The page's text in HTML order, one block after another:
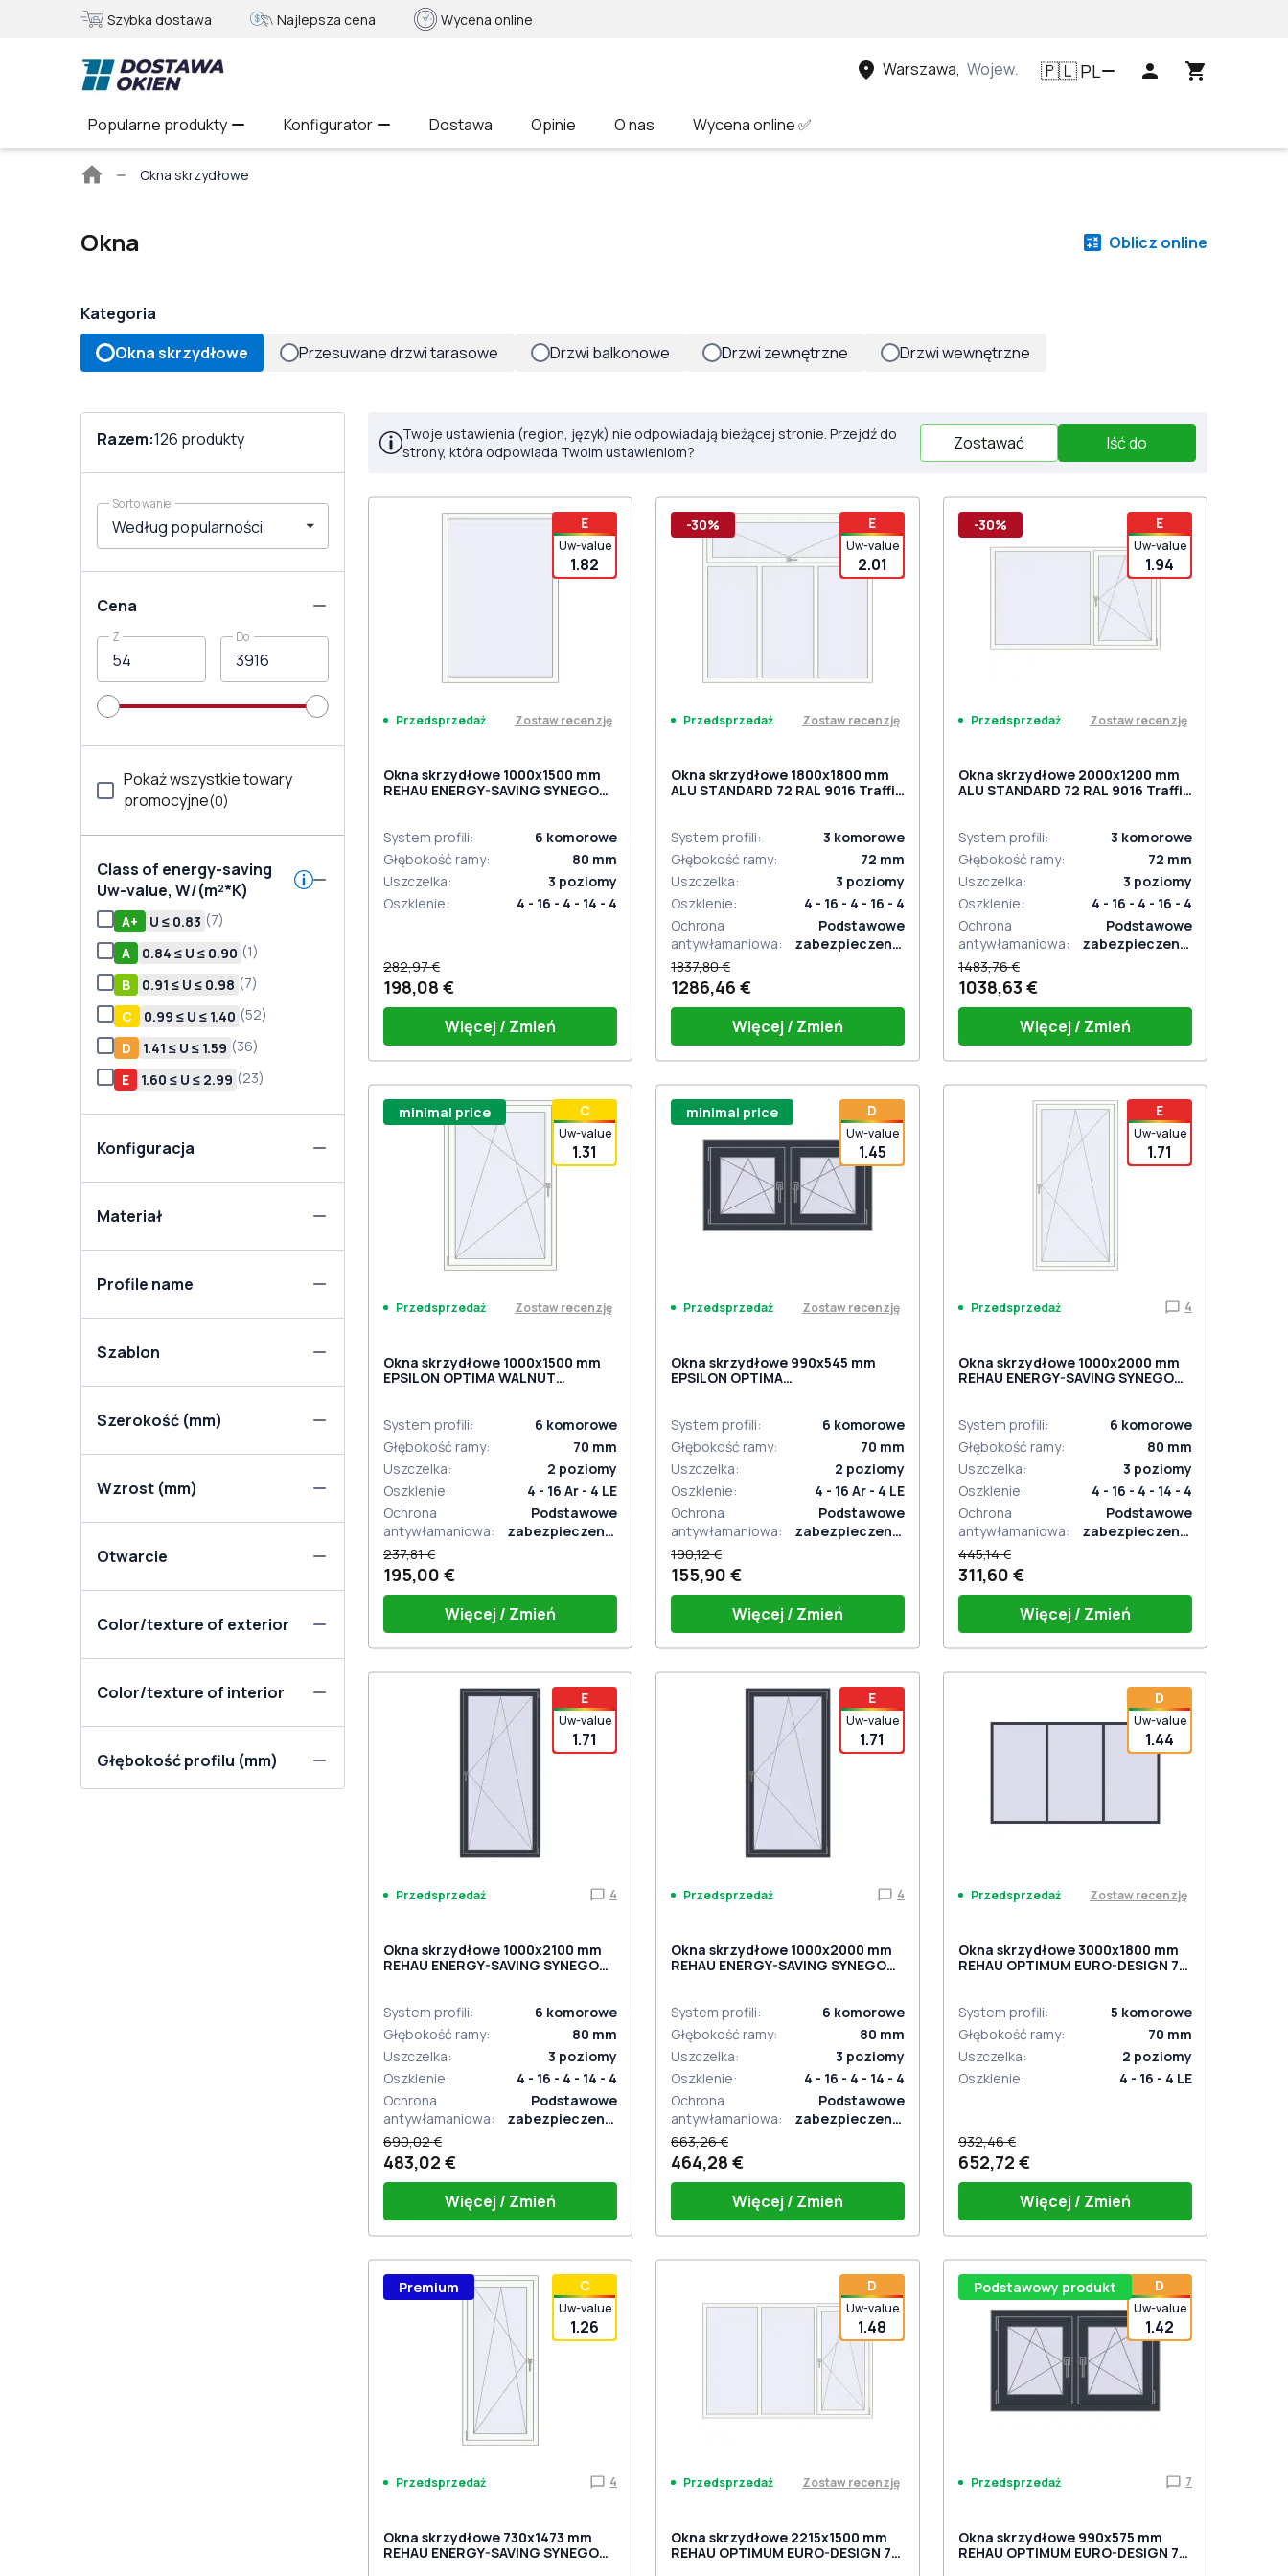
Szybka dostawa Najlepsza cena Wycena online
Warszawa, Województwo mazowieckie, Polska
🇵🇱PL
Popularne produkty Konfigurator Dostawa Opinie O nas Wycena online ✅
Strona
Okna skrzydłowe
Okna Oblicz online
Kategoria
Okna skrzydłowe
Przesuwane drzwi tarasowe Drzwi balkonowe Drzwi zewnętrzne Drzwi wewnętrzne
Razem:126 produkty
Sortowanie
Cena
Z Do
Pokaż wszystkie towary
promocyjne(0)
Class of energy-saving
Uw-value, W/(m²*K)
А+ U ≤ 0.83 (7)
A
0.84 ≤ U ≤ 0.90 (1)
В
0.91 ≤ U ≤ 0.98 (7)
С
0.99 ≤ U ≤ 1.40 (52)
D
1.41 ≤ U ≤ 1.59 (36)
E
1.60 ≤ U ≤ 2.99 (23)
Konfiguracja
Materiał
Profile name
Szablon
Szerokość (mm)
Wzrost (mm)
Otwarcie
Color/texture of exterior
Color/texture of interior
Głębokość profilu (mm)
Twoje ustawienia (region, język) nie odpowiadają bieżącej stronie. Przejdź do
strony, która odpowiada Twoim ustawieniom?
Zostawać Iść do
E
Uw-value
1.82
Przedsprzedaż Zostaw recenzję
Okna skrzydłowe 1000x1500 mm
REHAU ENERGY-SAVING SYNEGO
System profili: 6 komorowe
Głębokość ramy: 80 mm
Uszczelka: 3 poziomy
Oszklenie: 4 - 16 - 4 - 14 - 4
282,97 €
198,08 €
Więcej / Zmień
E
Uw-value
2.01
-30%
Przedsprzedaż Zostaw recenzję
Okna skrzydłowe 1800x1800 mm
ALU STANDARD 72 RAL 9016 Traffic
System profili: 3 komorowe
Głębokość ramy: 72 mm
Uszczelka: 3 poziomy
Oszklenie:
4 - 16 - 4 - 16 - 4
Ochrona
antywłamaniowa:
Podstawowe
zabezpieczenie
1837,80 €
1286,46 €
Więcej / Zmień
Bez uchwytu
E
Uw-value
1.94
-30%
Przedsprzedaż Zostaw recenzję
Okna skrzydłowe 2000x1200 mm
ALU STANDARD 72 RAL 9016 Traffic
System profili: 3 komorowe
Głębokość ramy: 72 mm
Uszczelka: 3 poziomy
Oszklenie:
4 - 16 - 4 - 16 - 4
Ochrona
antywłamaniowa:
Podstawowe
zabezpieczenie
1483,76 €
1038,63 €
Więcej / Zmień
Bez uchwytu
С
Uw-value
1.31
minimal price
Przedsprzedaż Zostaw recenzję
Okna skrzydłowe 1000x1500 mm
EPSILON OPTIMA WALNUT
System profili: 6 komorowe
Głębokość ramy: 70 mm
Uszczelka: 2 poziomy
Oszklenie:
4 - 16 Ar - 4 LE
Ochrona
antywłamaniowa:
Podstawowe
zabezpieczenie
237,81 €
195,00 €
Więcej / Zmień
Klamka okienna HOPPE Secustik
Stuttgart (biała)
D
Uw-value
1.45
minimal price
Przedsprzedaż Zostaw recenzję
Okna skrzydłowe 990x545 mm
EPSILON OPTIMA
System profili: 6 komorowe
Głębokość ramy: 70 mm
Uszczelka: 2 poziomy
Oszklenie:
4 - 16 Ar - 4 LE
Ochrona
antywłamaniowa:
Podstawowe
zabezpieczenie
190,12 €
155,90 €
Więcej / Zmień
Klamka okienna HOPPE Secustik
Stuttgart (biała)
E
Uw-value
1.71
Przedsprzedaż 4
Okna skrzydłowe 1000x2000 mm
REHAU ENERGY-SAVING SYNEGO
System profili: 6 komorowe
Głębokość ramy: 80 mm
Uszczelka: 3 poziomy
Oszklenie:
4 - 16 - 4 - 14 - 4
Ochrona
antywłamaniowa:
Podstawowe
zabezpieczenie
445,14 €
311,60 €
Więcej / Zmień
E
Uw-value
1.71
Przedsprzedaż 4
Okna skrzydłowe 1000x2100 mm
REHAU ENERGY-SAVING SYNEGO
dwustronny
System profili: 6 komorowe
Głębokość ramy: 80 mm
Uszczelka: 3 poziomy
Oszklenie:
4 - 16 - 4 - 14 - 4
Ochrona
antywłamaniowa:
Podstawowe
zabezpieczenie
690,02 €
483,02 €
Więcej / Zmień
Bez uchwytu
E
Uw-value
1.71
Przedsprzedaż 4
Okna skrzydłowe 1000x2000 mm
REHAU ENERGY-SAVING SYNEGO
dwustronny
System profili: 6 komorowe
Głębokość ramy: 80 mm
Uszczelka: 3 poziomy
Oszklenie:
4 - 16 - 4 - 14 - 4
Ochrona
antywłamaniowa:
Podstawowe
zabezpieczenie
663,26 €
464,28 €
Więcej / Zmień
D
Uw-value
1.44
Przedsprzedaż Zostaw recenzję
Okna skrzydłowe 3000x1800 mm
REHAU OPTIMUM EURO-DESIGN 70
System profili: 5 komorowe
Głębokość ramy: 70 mm
Uszczelka: 2 poziomy
Oszklenie: 4 - 16 - 4 LE
932,46 €
652,72 €
Więcej / Zmień
С
Uw-value
1.26
Premium
Przedsprzedaż 4
Okna skrzydłowe 730x1473 mm
REHAU ENERGY-SAVING SYNEGO
D
Uw-value
1.48
Przedsprzedaż Zostaw recenzję
Okna skrzydłowe 2215x1500 mm
REHAU OPTIMUM EURO-DESIGN 70
D
Uw-value
1.42
Podstawowy produkt
Przedsprzedaż 7
Okna skrzydłowe 990x575 mm
REHAU OPTIMUM EURO-DESIGN 70